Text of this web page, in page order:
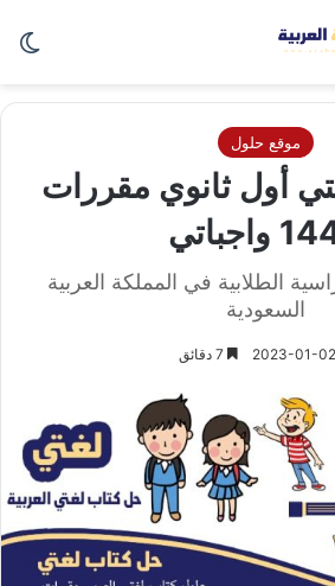
موقع حلول
أول ثانوي مقررات
الطلابية في المملكة العربية
السعودية
2023-01-02